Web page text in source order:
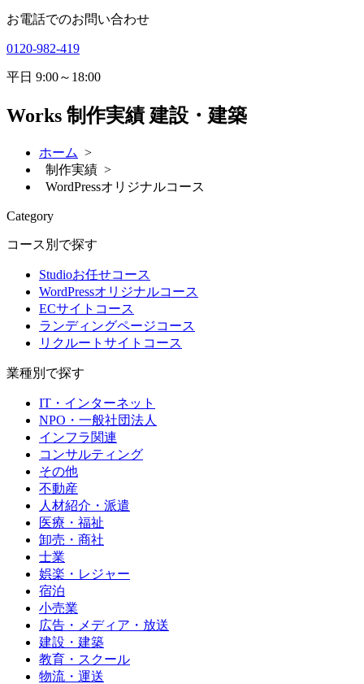
お電話でのお問い合わせ
0120-982-419
平日 9:00～18:00
Works 制作実績 建設・建築
ホーム >
制作実績 >
WordPressオリジナルコース
Category
コース別で探す
Studioお任せコース
WordPressオリジナルコース
ECサイトコース
ランディングページコース
リクルートサイトコース
業種別で探す
IT・インターネット
NPO・一般社団法人
インフラ関連
コンサルティング
その他
不動産
人材紹介・派遣
医療・福祉
卸売・商社
士業
娯楽・レジャー
宿泊
小売業
広告・メディア・放送
建設・建築
教育・スクール
物流・運送